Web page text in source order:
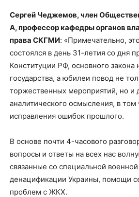
Сергей Чеджемов, член
А, профессор кафедры органов
права СКГМИ: «Примечательно,
состоялся в день 31-летия со дня
Конституции РФ, основного закона
государства, а юбилеи повод не
торжественных мероприятий, но и
аналитического осмысления, в том
исправления ошибок прошлого.
В основе почти 4-часового
вопросы и ответы на всех нас
связанные со специальной
денацификации Украины, помощи
проблем с ЖКХ.